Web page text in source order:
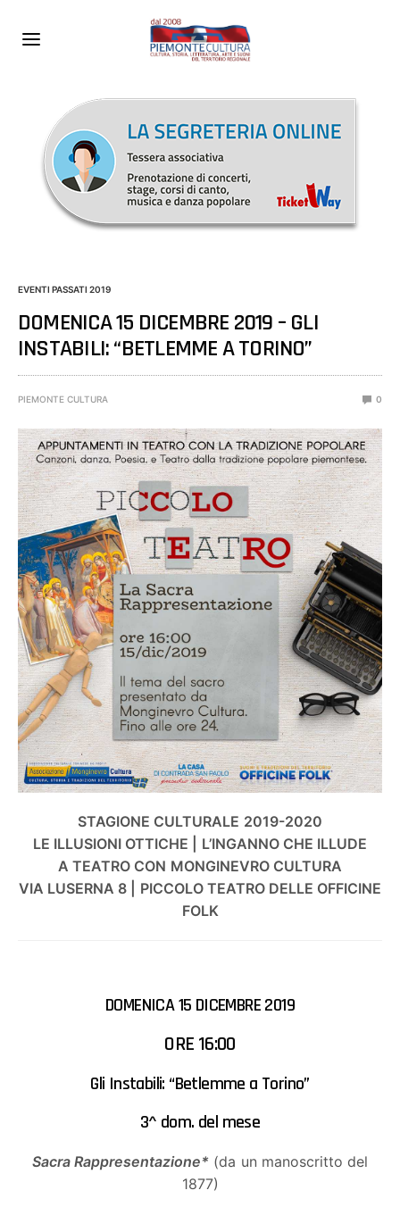
EVENTI PASSATI 2019
DOMENICA 15 DICEMBRE 2019 – GLI
INSTABILI: “BETLEMME A TORINO”
PIEMONTE CULTURA 0
STAGIONE CULTURALE 2019-2020
LE ILLUSIONI OTTICHE | L’INGANNO CHE ILLUDE
A TEATRO CON MONGINEVRO CULTURA
VIA LUSERNA 8 | PICCOLO TEATRO DELLE OFFICINE
FOLK
DOMENICA 15 DICEMBRE 2019
ORE 16:00
Gli Instabili: “Betlemme a Torino”
3^ dom. del mese
Sacra Rappresentazione* (da un manoscritto del
1877)